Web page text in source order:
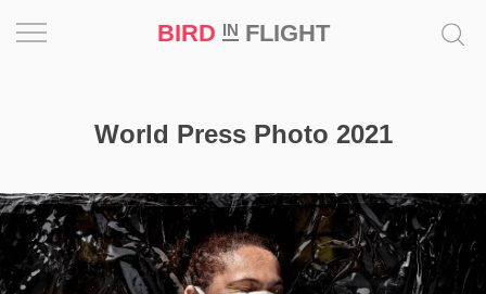
BIRD INFLIGHT
World Press Photo 2021